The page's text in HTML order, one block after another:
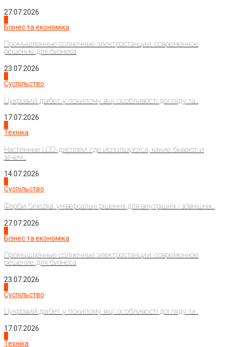
27.07.2026
Бізнес та економіка
Промышленные солнечные электростанции: современное
решение для бизнеса
23.07.2026
Суспільство
Цукровий діабет у похилому віці: особливості догляду та...
17.07.2026
Техніка
Настенные LCD-дисплеи: где используются, какие бывают и
зачем...
14.07.2026
Суспільство
Фарби Sniezka: універсальні рішення для внутрішніх і зовнішніх...
27.07.2026
Бізнес та економіка
Промышленные солнечные электростанции: современное
решение для бизнеса
23.07.2026
Суспільство
Цукровий діабет у похилому віці: особливості догляду та...
17.07.2026
Техніка